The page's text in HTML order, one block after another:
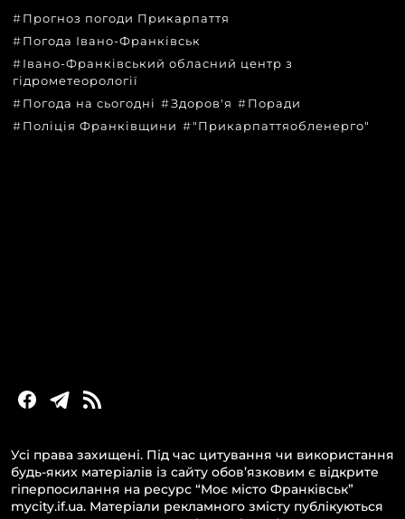
Прогноз погоди Прикарпаття
Погода Івано-Франківськ
Івано-Франківський обласний центр з
гідрометеорології
Погода на сьогодні
Здоров'я
Поради
Поліція Франківщини
"Прикарпаттяобленерго"
Усі права захищені. Під час цитування чи використання
будь-яких матеріалів із сайту обов’язковим є відкрите
гіперпосилання на ресурс “Моє місто Франківськ”
mycity.if.ua. Матеріали рекламного змісту публікуються